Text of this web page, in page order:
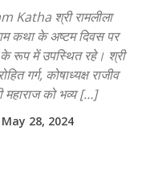
श्री रामलीला
कथा के अष्टम दिवस पर
के रूप में उपस्थित रहे। श्री
गर्ग, कोषाध्यक्ष राजीव
महाराज को भव्य […]
May 28, 2024